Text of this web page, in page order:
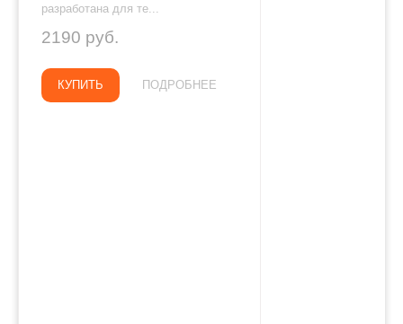
разработана для те...
2190 руб.
КУПИТЬ ПОДРОБНЕЕ